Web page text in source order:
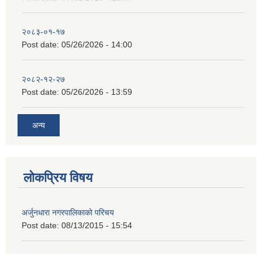
२०८३-०१-१७
Post date: 05/26/2026 - 14:00
२०८२-१२-२७
Post date: 05/26/2026 - 13:59
अन्य
लोकप्रिय विषय
अर्जुनधारा नगरपालिकाको परिचय
Post date: 08/13/2015 - 15:54